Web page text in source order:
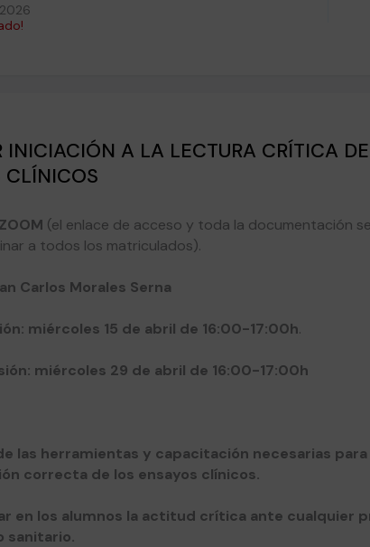
INICIACIÓN A LA LECTURA CRÍTICA DE
CLÍNICOS
(el enlace de acceso y toda la documentación
a todos los matriculados).
Carlos Morales Serna
miércoles 15 de abril de 16:00-17:00h.
miércoles 29 de abril de 16:00-17:00h
las herramientas y capacitación necesarias para
correcta de los ensayos clínicos.
en los alumnos la actitud crítica ante cualquier
sanitario.